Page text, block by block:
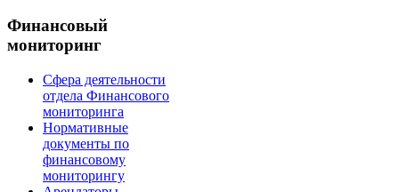
Финансовый
мониторинг
Сфера деятельности
отдела Финансового
мониторинга
Нормативные
документы по
финансовому
мониторингу